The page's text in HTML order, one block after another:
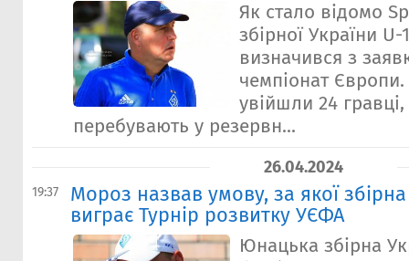
Як стало відомо
збірної України
визначився з
чемпіонат Європи.
увійшли 24
перебувають у резервн...
26.04.2024
19:37
Мороз назвав умову, за якої
виграє Турнір розвитку УЄФА
Юнацька збірна